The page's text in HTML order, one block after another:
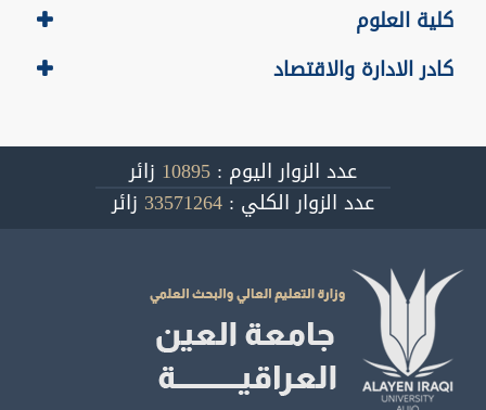
كلية العلوم
كادر الادارة والاقتصاد
عدد الزوار اليوم : 10895 زائر
عدد الزوار الكلي : 33571264 زائر